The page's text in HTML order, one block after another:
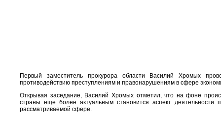
Первый заместитель прокурора области Василий Хромых
противодействию преступлениям и правонарушениям в сфере
Открывая заседание, Василий Хромых отметил, что на фоне
страны еще более актуальным становится аспект
рассматриваемой сфере.